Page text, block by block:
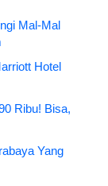
Mal-Mal
Hotel
Ribu! Bisa,
Yang